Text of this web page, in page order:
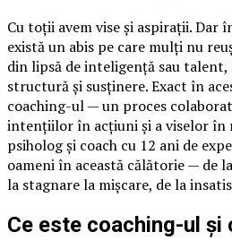
Cu toții avem vise și aspirații. Dar
există un abis pe care mulți nu
din lipsă de inteligență sau
structură și susținere. Exact în
coaching-ul — un proces
intențiilor în acțiuni și a viselor în
psiholog și coach cu 12 ani de
oameni în această călătorie — de
la stagnare la mișcare, de la
Ce este coaching-ul și